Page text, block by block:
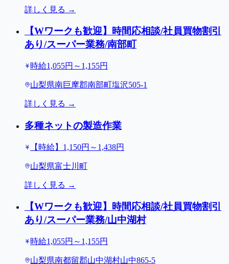
詳しく見る →
【Wワークも歓迎】時間応相談/社員買物割引
あり/スーパー業務/南部町
時給1,055円～1,155円
山梨県南巨摩郡南部町塩沢505-1
詳しく見る →
多種ネットの製造作業
【時給】1,150円～1,438円
山梨県富士川町
詳しく見る →
【Wワークも歓迎】時間応相談/社員買物割引
あり/スーパー業務/山中湖村
時給1,055円～1,155円
山梨県南都留郡山中湖村山中865-5